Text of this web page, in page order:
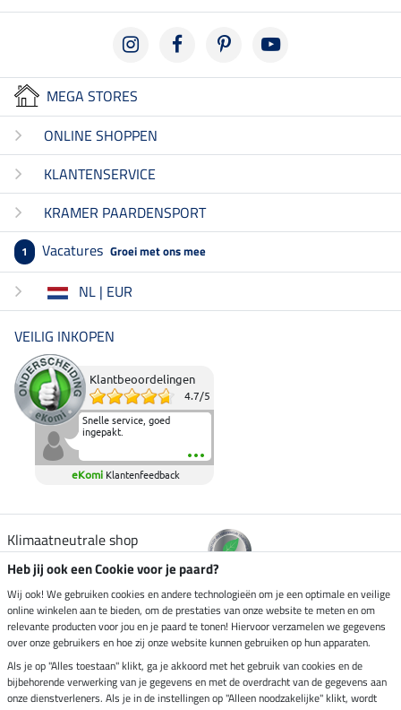
MEGA STORES
ONLINE SHOPPEN
KLANTENSERVICE
KRAMER PAARDENSPORT
1 Vacatures Groei met ons mee
NL | EUR
VEILIG INKOPEN
Klantbeoordelingen
4.7/5
Snelle service, goed
ingepakt.
eKomi Klantenfeedback
Klimaatneutrale shop
Verzending per
Veilig betalen met
Heb jij ook een Cookie voor je paard?
Wij ook! We gebruiken cookies en andere technologieën om je een optimale en veilige
online winkelen aan te bieden, om de prestaties van onze website te meten en om
relevante producten voor jou en je paard te tonen! Hiervoor verzamelen we gegevens
over onze gebruikers en hoe zij onze website kunnen gebruiken op hun apparaten.
Als je op "Alles toestaan" klikt, ga je akkoord met het gebruik van cookies en de
bijbehorende verwerking van je gegevens en met de overdracht van de gegevens aan
onze dienstverleners. Als je in de instellingen op "Alleen noodzakelijke" klikt, wordt